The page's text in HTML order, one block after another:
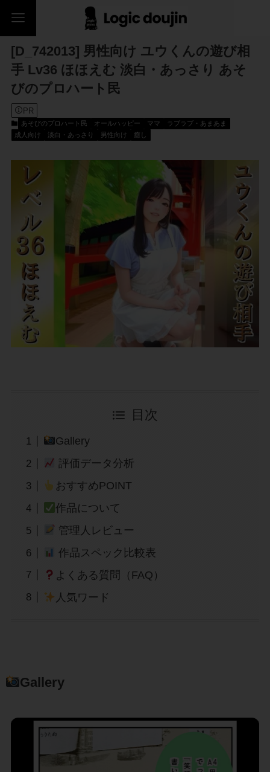
[D_742013] 男性向け ユウくんの遊び相
手 Lv36 ほほえむ 淡白・あっさり あそ
びのプロハート民
PR
あそびのプロハート民 オールハッピー ママ
ラブラブ・あまあま
成人向け
淡白・あっさり 男性向け 癒し
目次
Gallery
評価データ分析
おすすめPOINT
作品について
管理人レビュー
作品スペック比較表
よくある質問（FAQ）
人気ワード
Gallery